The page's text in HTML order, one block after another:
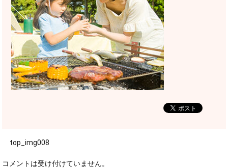
top_img008
コメントは受け付けていません。